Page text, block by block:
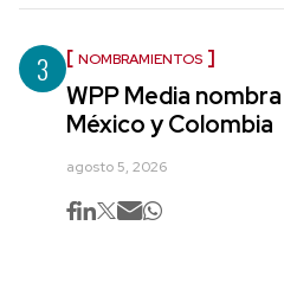
3 NOMBRAMIENTOS
WPP Media
México y Colombia
agosto 5, 2026